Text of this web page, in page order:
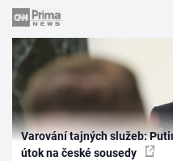
Varování tajných služeb:
útok na české sousedy